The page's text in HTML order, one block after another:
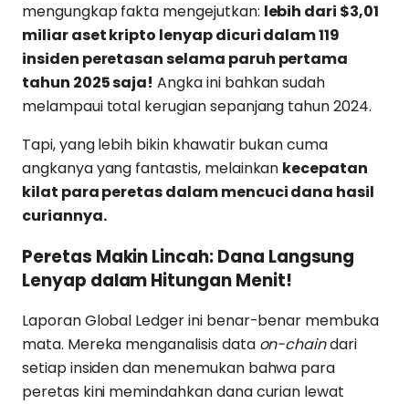
mengungkap fakta mengejutkan: lebih dari $3,01
miliar aset kripto lenyap dicuri dalam 119
insiden peretasan selama paruh pertama
tahun 2025 saja! Angka ini bahkan sudah
melampaui total kerugian sepanjang tahun 2024.
Tapi, yang lebih bikin khawatir bukan cuma
angkanya yang fantastis, melainkan kecepatan
kilat para peretas dalam mencuci dana hasil
curiannya.
Peretas Makin Lincah: Dana Langsung
Lenyap dalam Hitungan Menit!
Laporan Global Ledger ini benar-benar membuka
mata. Mereka menganalisis data on-chaindari
setiap insiden dan menemukan bahwa para
peretas kini memindahkan dana curian lewat